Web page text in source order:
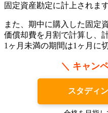
固定資産勘定に計上されます
また、期中に購入した固定
価償却費を月割で計算し、
1ヶ月未満の期間は1ヶ月に
＼ キャン
スタディ